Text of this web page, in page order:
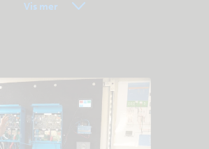
kunnskapsbase
Vis mer